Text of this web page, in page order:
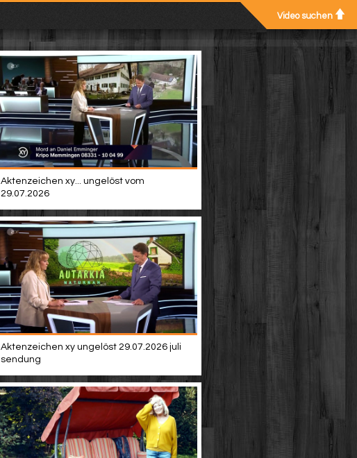
Video suchen
Aktenzeichen xy... ungelöst vom
29.07.2026
Aktenzeichen xy ungelöst 29.07.2026 juli
sendung